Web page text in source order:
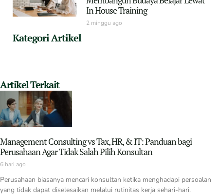
In House Training
2 minggu ago
Kategori Artikel
Artikel Terkait
Management Consulting vs Tax, HR, & IT: Panduan bagi
Perusahaan Agar Tidak Salah Pilih Konsultan
6 hari ago
Perusahaan biasanya mencari konsultan ketika menghadapi persoalan
yang tidak dapat diselesaikan melalui rutinitas kerja sehari-hari.